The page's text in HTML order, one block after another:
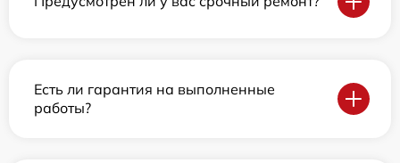
Есть ли гарантия на выполненные
работы?